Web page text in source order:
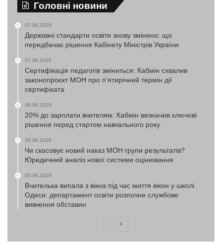
Головні новини
07.08.2026
Державні стандарти освіти знову змінено: що
передбачає рішення Кабінету Міністрів України
07.08.2026
Сертифікація педагогів зміниться: Кабмін схвалив
законопроєкт МОН про п’ятирічний термін дії
сертифіката
06.08.2026
20% до зарплати вчителям: Кабмін визначив ключові
рішення перед стартом навчального року
06.08.2026
Чи скасовує новий наказ МОН групи результатів?
Юридичний аналіз нової системи оцінювання
05.08.2026
Вчителька випала з вікна під час миття вікон у школі
Одеси: департамент освіти розпочне службове
вивчення обставин
ПопередняНаступна